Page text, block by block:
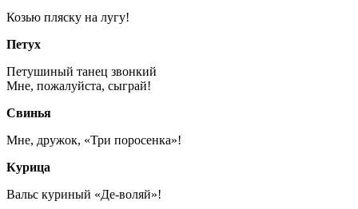
Козью пляску на лугу!
Петух
Петушиный танец звонкий
Мне, пожалуйста, сыграй!
Свинья
Мне, дружок, «Три поросенка»!
Курица
Вальс куриный «Де-воляй»!